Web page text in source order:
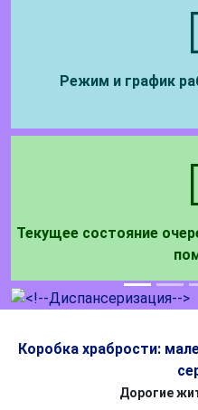
Режим и график
Текущее состояние
Коробка храбрости:
Дорогие